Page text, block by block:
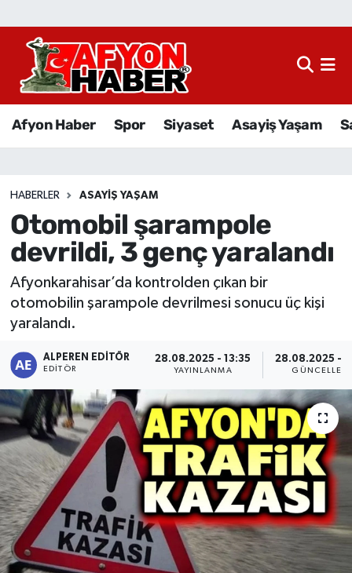
Afyon Haber Spor Siyaset Asayiş Yaşam
HABERLER ASAYIŞ YAŞAM
Otomobil şarampole
devrildi, 3 genç yaralandı
Afyonkarahisar’da kontrolden çıkan bir
otomobilin şarampole devrilmesi sonucu üç kişi
yaralandı.
ALPEREN EDITÖR
EDITÖR
28.08.2025 - 13:35
YAYINLANMA
28.08.2025 -
Afyon Haber
Sağlık
Eğitim
Sivil Toplum
Etkinlikler